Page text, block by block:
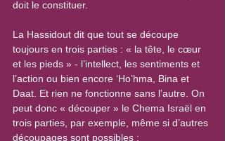
doit le constituer.
La Hassidout dit que tout se découpe
toujours en trois parties : « la tête, le cœur
et les pieds » - l’intellect, les sentiments et
l’action ou bien encore ‘Ho’hma, Bina et
Daat. Et rien ne fonctionne sans l’autre. On
peut donc « découper » le Chema Israël en
trois parties, par exemple, même si d’autres
découpages sont possibles :